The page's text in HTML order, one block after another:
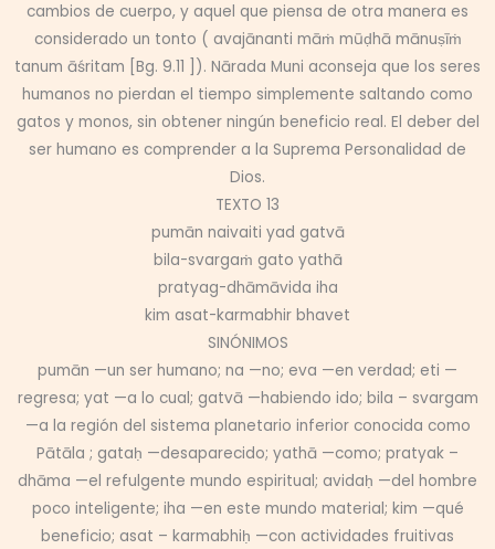
cambios de cuerpo, y aquel que piensa de otra manera es
considerado un tonto ( avajānanti māṁ mūḍhā mānuṣīṁ
tanum āśritam [Bg. 9.11 ]). Nārada Muni aconseja que los seres
humanos no pierdan el tiempo simplemente saltando como
gatos y monos, sin obtener ningún beneficio real. El deber del
ser humano es comprender a la Suprema Personalidad de
Dios.
TEXTO 13
pumān naivaiti yad gatvā
bila-svargaṁ gato yathā
pratyag-dhāmāvida iha
kim asat-karmabhir bhavet
SINÓNIMOS
pumān —un ser humano; na —no; eva —en verdad; eti —
regresa; yat —a lo cual; gatvā —habiendo ido; bila – svargam
—a la región del sistema planetario inferior conocida como
Pātāla ; gataḥ —desaparecido; yathā —como; pratyak –
dhāma —el refulgente mundo espiritual; avidaḥ —del hombre
poco inteligente; iha —en este mundo material; kim —qué
beneficio; asat – karmabhiḥ —con actividades fruitivas